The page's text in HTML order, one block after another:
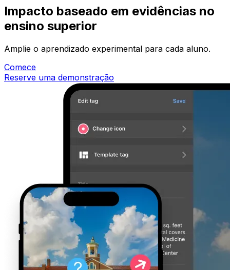
Impacto baseado em evidências no
ensino superior
Amplie o aprendizado experimental para cada aluno.
Comece
Reserve uma demonstração